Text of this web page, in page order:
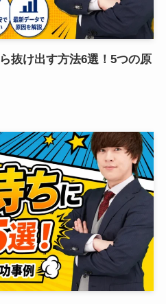
抜け出す方法6選！5つの原